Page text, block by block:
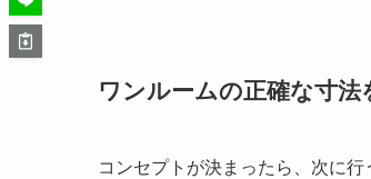
ワンルームの正確な寸
コンセプトが決まったら、次に